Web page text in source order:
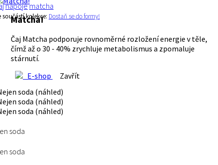
nápojematcha
součástí kolekce: Dostaň se do formy!
Matcha!
Čaj Matcha podporuje rovnoměrné rozložení energie v těle,
čímž až o 30 - 40% zrychluje metabolismus a zpomaluje
stárnutí.
E-shop
Zavřít
soda
soda